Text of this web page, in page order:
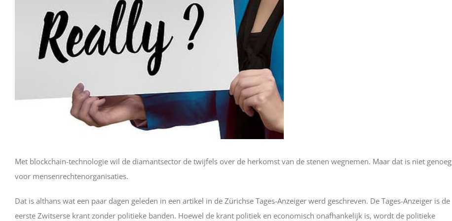
Met blockchain-technologie wil de diamantsector de twijfels over de herkomst van de stenen wegnemen. Maar dat is niet genoeg
voor mensenrechtenorganisaties.
Dat is althans wat een paar dagen geleden in een artikel in de Zürichse Tages-Anzeiger werd geschreven. De Tages-Anzeiger is de
eerste Zwitserse krant zonder politieke banden. Hoewel de krant politiek en economisch onafhankelijk is, wordt de politieke